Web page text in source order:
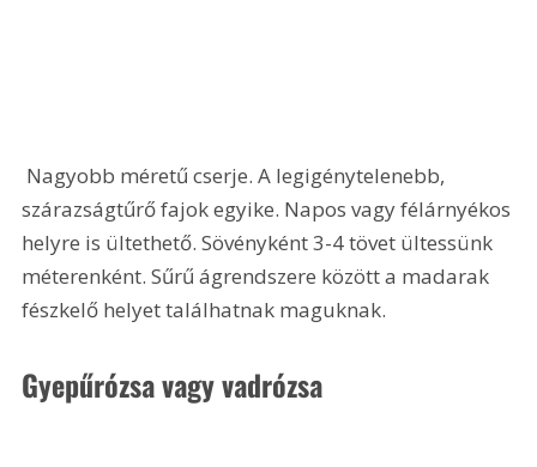
szárazságtűrő fajok egyike. Napos vagy félárnyékos
helyre is ültethető. Sövényként 3-4 tövet ültessünk
méterenként. Sűrű ágrendszere között a madarak
fészkelő helyet találhatnak maguknak.
Gyepűrózsa vagy vadrózsa